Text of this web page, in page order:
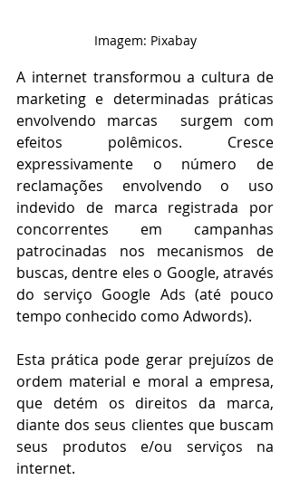
Imagem: Pixabay
A internet transformou a cultura de
marketing e determinadas práticas
envolvendo marcas  surgem com
efeitos polêmicos. Cresce
expressivamente o número de
reclamações envolvendo o uso
indevido de marca registrada por
concorrentes em campanhas
patrocinadas nos mecanismos de
buscas, dentre eles o Google, através
do serviço Google Ads (até pouco
tempo conhecido como Adwords).
Esta prática pode gerar prejuízos de
ordem material e moral a empresa,
que detém os direitos da marca,
diante dos seus clientes que buscam
seus produtos e/ou serviços na
internet.